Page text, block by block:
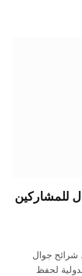
للمشاركين
شرائح جوال
لحفظ